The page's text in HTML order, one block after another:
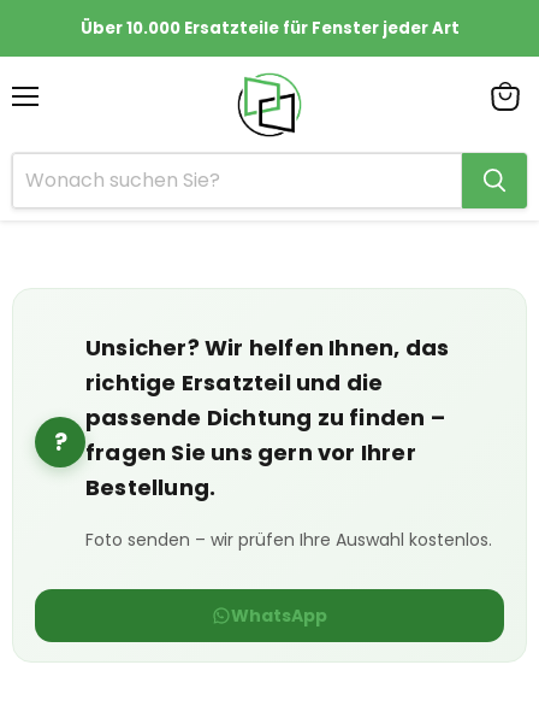
Über 10.000 Ersatzteile für Fenster jeder Art
?
Unsicher? Wir helfen Ihnen, das
richtige Ersatzteil und die
passende Dichtung zu finden –
fragen Sie uns gern vor Ihrer
Bestellung.
Foto senden – wir prüfen Ihre Auswahl kostenlos.
WhatsApp